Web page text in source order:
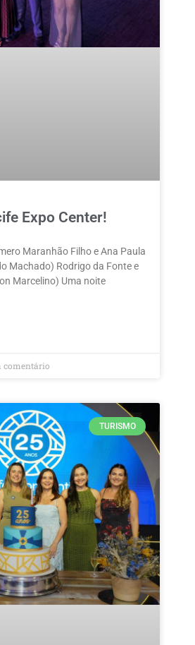
Expo Center!
Maranhão Filho e Ana Paula
Machado) Rodrigo da Fonte e
Marcelino) Uma noite
comentário
TURISMO